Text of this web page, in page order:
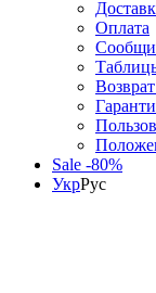
Оплата
Sale -80%
УкрРус